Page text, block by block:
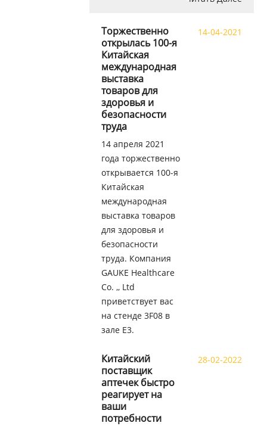
Торжественно
открылась 100-я
Китайская
международная
выставка
товаров для
здоровья и
безопасности
труда
14 апреля 2021
года торжественно
открывается 100-я
Китайская
международная
выставка товаров
для здоровья и
безопасности
труда. Компания
GAUKE Healthcare
Co. ,, Ltd
приветствует вас
на стенде 3F08 в
зале E3.
14-04-2021
Китайский
поставщик
аптечек быстро
реагирует на
ваши
потребности
28-02-2022